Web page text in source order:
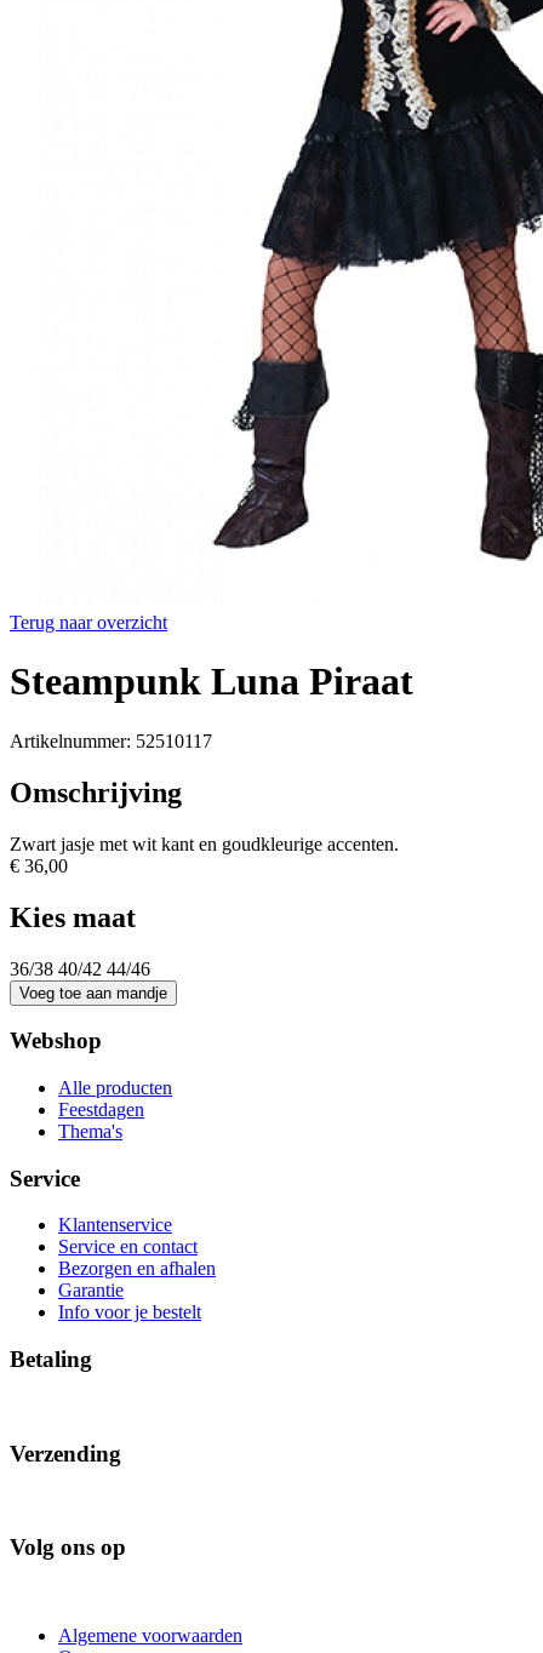
Terug naar overzicht
Steampunk Luna Piraat
Artikelnummer: 52510117
Omschrijving
Zwart jasje met wit kant en goudkleurige accenten.
€ 36,00
Kies maat
36/38 40/42 44/46
Webshop
Alle producten
Feestdagen
Thema's
Service
Klantenservice
Service en contact
Bezorgen en afhalen
Garantie
Info voor je bestelt
Betaling
Verzending
Volg ons op
Algemene voorwaarden